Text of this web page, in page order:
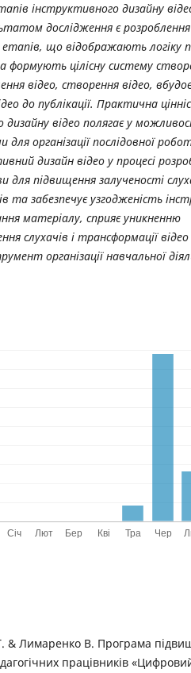
інструктивного дизайну
дослідження є
що відображають логіку
формують цілісну систему
відео, створення відео,
до публікації. Практична
дизайну відео полягає у
організації послідовної
дизайн відео у процесі
підвищення залученості
та забезпечує узгодженість
матеріалу, сприяє уникненню
слухачів і трансформації відео
організації навчальної
& Лимаренко В. Програма
працівників